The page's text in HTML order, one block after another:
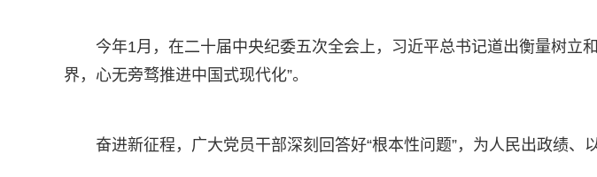
今年1月，在二十届中央纪委五次全会上，习近平总书记道出衡量树立
界，心无旁骛推进中国式现代化”。
奋进新征程，广大党员干部深刻回答好“根本性问题”，为人民出政绩